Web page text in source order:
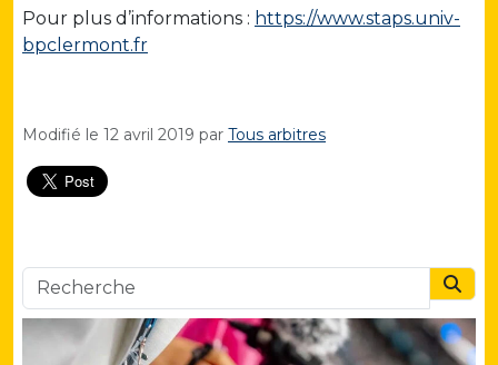
Pour plus d’informations : https://www.staps.univ-
bpclermont.fr
Modifié le 12 avril 2019 par Tous arbitres